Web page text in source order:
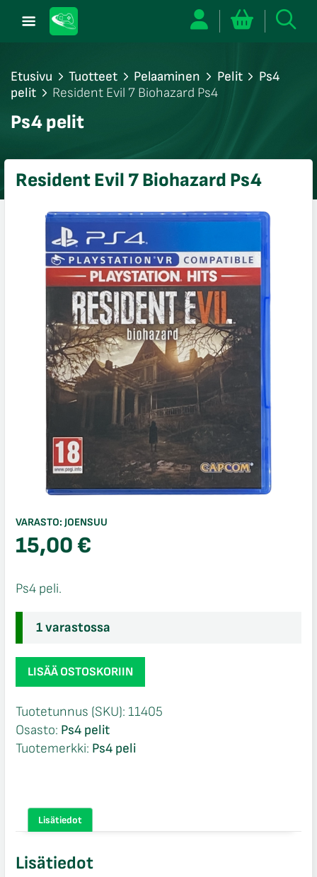
Etusivu Tuotteet Pelaaminen Pelit
Ps4
pelit
Resident Evil 7 Biohazard Ps4
Ps4 pelit
Resident Evil 7 Biohazard Ps4
VARASTO: JOENSUU
15,00€
Ps4 peli.
1 varastossa
Resident
Evil
Biohazard
Ps4
määrä
LISÄÄ OSTOSKORIIN
Tuotetunnus (SKU): 11405
Osasto: Ps4 pelit
Tuotemerkki: Ps4 peli
Lisätiedot
Lisätiedot
sulje
sulje